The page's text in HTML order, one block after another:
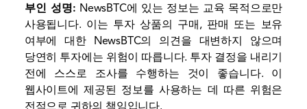
부인 성명: NewsBTC에 있는 정보는 교육 목적으로만
사용됩니다. 이는 투자 상품의 구매, 판매 또는 보유
여부에 대한 NewsBTC의 의견을 대변하지 않으며
당연히 투자에는 위험이 따릅니다. 투자 결정을 내리기
전에 스스로 조사를 수행하는 것이 좋습니다. 이
웹사이트에 제공된 정보를 사용하는 데 따른 위험은
전적으로 귀하의 책임입니다.